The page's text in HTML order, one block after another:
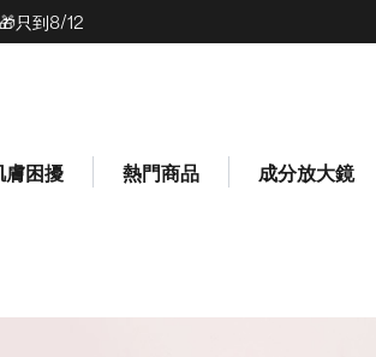
只到8/12
膚困擾 熱門商品 成分放大鏡